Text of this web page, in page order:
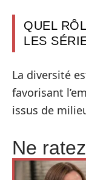
QUEL
LES
La diversité
favorisant
issus de
Ne